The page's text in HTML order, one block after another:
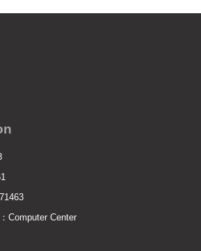
Computer Center